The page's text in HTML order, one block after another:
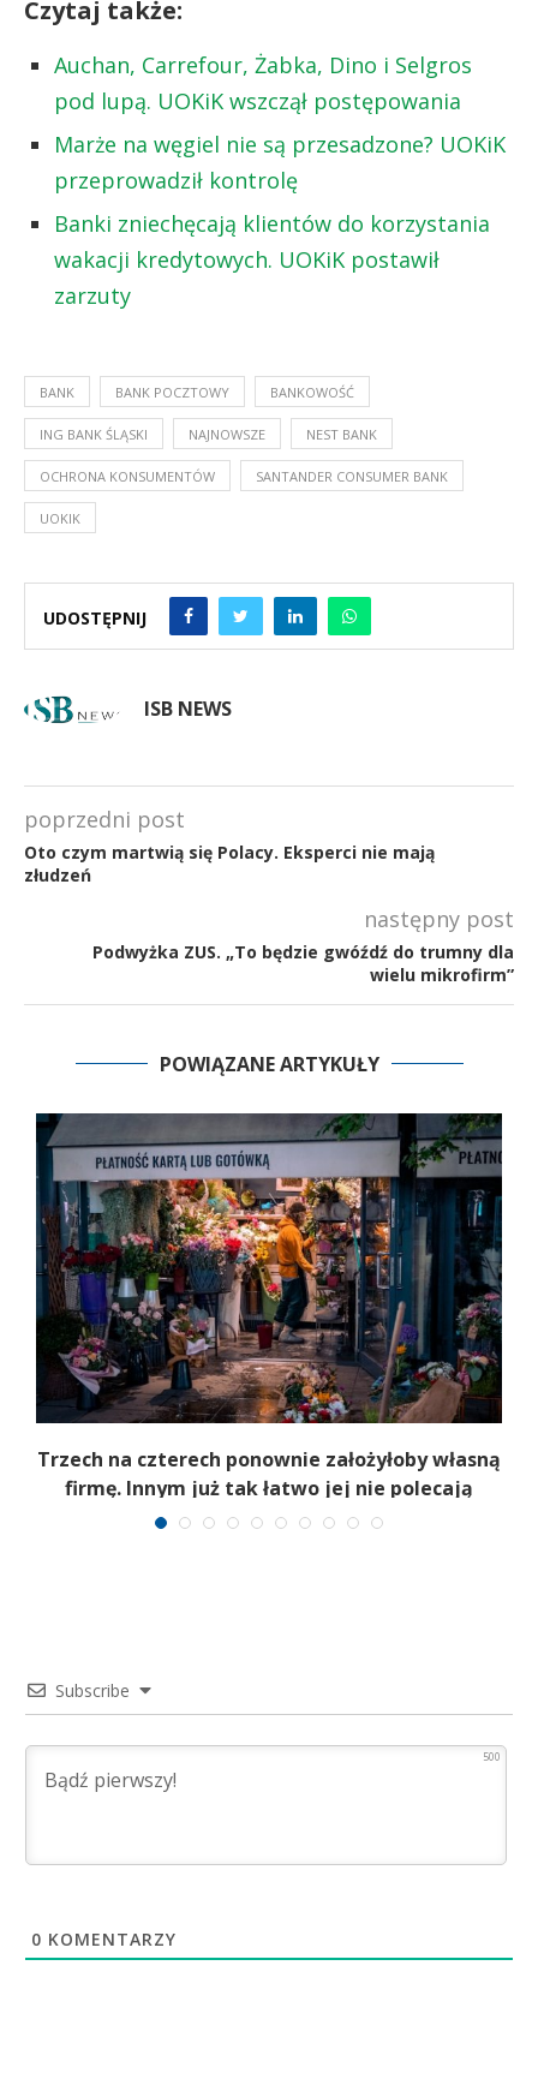
Czytaj także:
Auchan, Carrefour, Żabka, Dino i Selgros
pod lupą. UOKiK wszczął postępowania
Marże na węgiel nie są przesadzone? UOKiK
przeprowadził kontrolę
Banki zniechęcają klientów do korzystania
wakacji kredytowych. UOKiK postawił
zarzuty
BANK BANK POCZTOWY BANKOWOŚĆ
ING BANK ŚLĄSKI NAJNOWSZE NEST BANK
OCHRONA KONSUMENTÓW SANTANDER CONSUMER BANK
UOKIK
UDOSTĘPNIJ
ISB NEWS
poprzedni post
Oto czym martwią się Polacy. Eksperci nie mają
złudzeń
następny post
Podwyżka ZUS. „To będzie gwóźdź do trumny dla
wielu mikrofirm”
POWIĄZANE ARTYKUŁY
Trzech na czterech ponownie założyłoby własną
firmę. Innym już tak łatwo jej nie polecają
Subscribe
500
0 KOMENTARZY